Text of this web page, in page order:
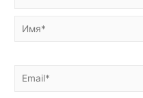
Имя*
Email*